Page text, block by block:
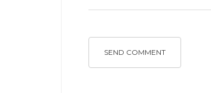
SEND COMMENT